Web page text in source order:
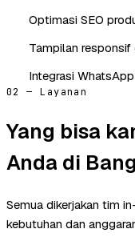
Optimasi SEO
Tampilan
Integrasi
02 — Layanan
Yang bisa
Anda di
Semua dikerjakan tim
kebutuhan dan